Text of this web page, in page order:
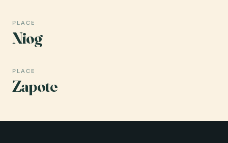
PLACE
Niog
PLACE
Zapote